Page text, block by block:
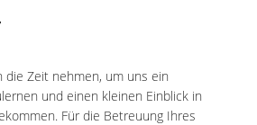
die Zeit nehmen, um uns ein
und einen kleinen Einblick in
Für die Betreuung Ihres